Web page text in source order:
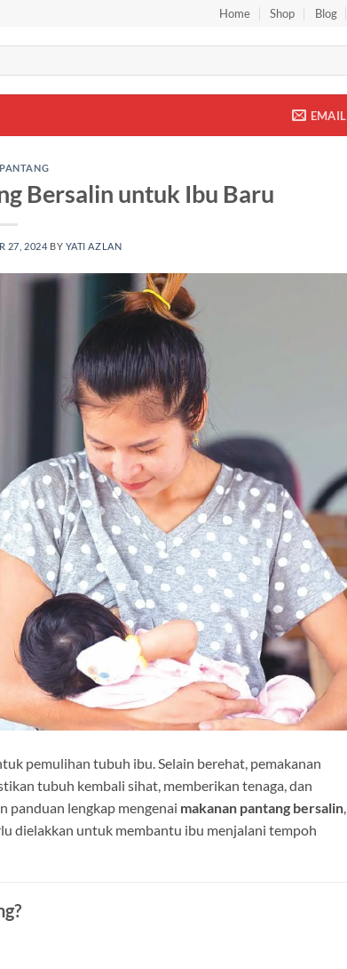
Home Shop Blog
EMAIL
Bersalin untuk Ibu Baru
27, 2024 BY YATI AZLAN
pemulihan tubuh ibu. Selain berehat, pemakanan
tubuh kembali sihat, memberikan tenaga, dan
panduan lengkap mengenai makanan pantang bersalin,
dielakkan untuk membantu ibu menjalani tempoh